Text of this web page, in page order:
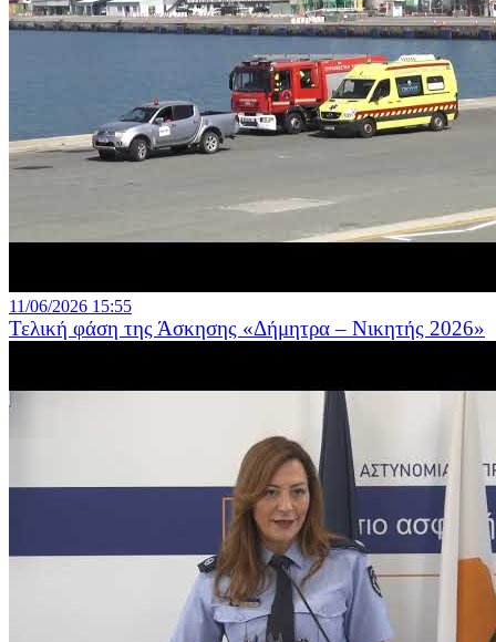
11/06/2026 15:55
Τελική φάση της Άσκησης «Δήμητρα – Νικητής 2026»